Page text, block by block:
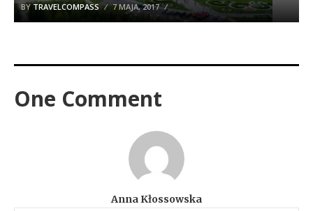
BYTRAVELCOMPASS 7 MAJA, 2017
One Comment
Anna Kłossowska